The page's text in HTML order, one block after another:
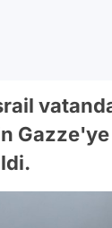
Gazze'ye